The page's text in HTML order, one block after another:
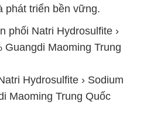
phát triển bền vững.
phối Natri Hydrosulfite ›
Guangdi Maoming Trung
Hydrosulfite › Sodium
Maoming Trung Quốc